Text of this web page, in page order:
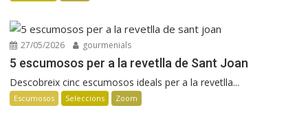
27/05/2026 gourmenials
5 escumosos per a la revetlla de Sant Joan
Descobreix cinc escumosos ideals per a la revetlla...
Escumosos Seleccions Zoom